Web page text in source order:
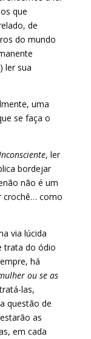
que
de
do mundo
ler sua
uma
se faça o
, ler
bordejar
não é um
crochê… como
via lúcida
trata do ódio
há
ou se as
las,
questão de
as
em cada